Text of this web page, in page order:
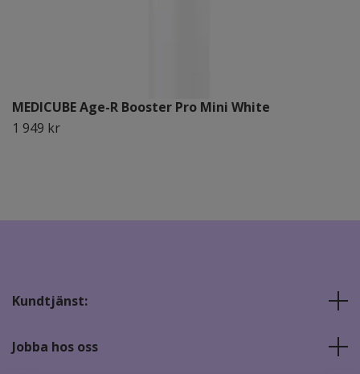
MEDICUBE Age-R Booster Pro Mini White
1 949 kr
Kundtjänst:
Jobba hos oss